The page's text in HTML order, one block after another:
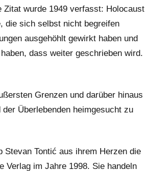
Zitat wurde 1949 verfasst: Holocaust
die sich selbst nicht begreifen
ausgehöhlt gewirkt haben und
dass weiter geschrieben wird.
Grenzen und darüber hinaus
Überlebenden heimgesucht zu
Stevan Tontić aus ihrem Herzen die
Verlag im Jahre 1998. Sie handeln